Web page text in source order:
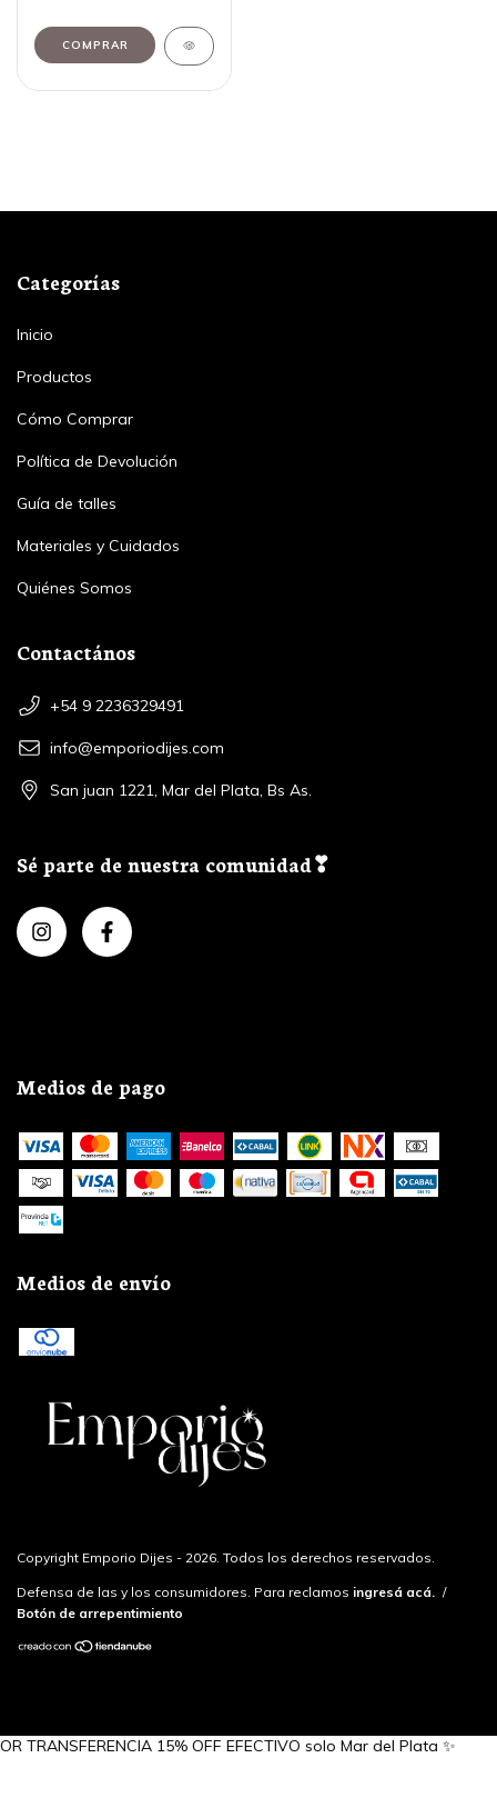
Categorías
Inicio
Productos
Cómo Comprar
Política de Devolución
Guía de talles
Materiales y Cuidados
Quiénes Somos
Contactános
+54 9 2236329491
info@emporiodijes.com
San juan 1221, Mar del Plata, Bs As.
Sé parte de nuestra comunidad❣
Medios de pago
Medios de envío
Copyright Emporio Dijes - 2026. Todos los derechos reservados.
Defensa de las y los consumidores. Para reclamos ingresá acá. /
Botón de arrepentimiento
15% OFF EFECTIVO solo Mar del Plata ✨